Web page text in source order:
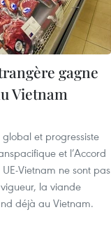
gagne
Vietnam
et progressiste
et l’Accord
Vietnam ne sont pas
la viande
déjà au Vietnam.